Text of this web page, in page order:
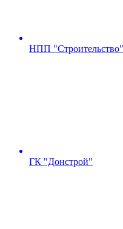
НПП "Строительство"
ГК "Донстрой"